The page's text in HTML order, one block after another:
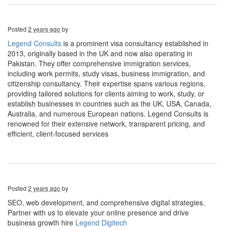
Posted 2 years ago by
Legend Consults is a prominent visa consultancy established in
2013, originally based in the UK and now also operating in
Pakistan. They offer comprehensive immigration services,
including work permits, study visas, business immigration, and
citizenship consultancy. Their expertise spans various regions,
providing tailored solutions for clients aiming to work, study, or
establish businesses in countries such as the UK, USA, Canada,
Australia, and numerous European nations. Legend Consults is
renowned for their extensive network, transparent pricing, and
efficient, client-focused services​
Posted 2 years ago by
SEO, web development, and comprehensive digital strategies.
Partner with us to elevate your online presence and drive
business growth hire Legend Digitech